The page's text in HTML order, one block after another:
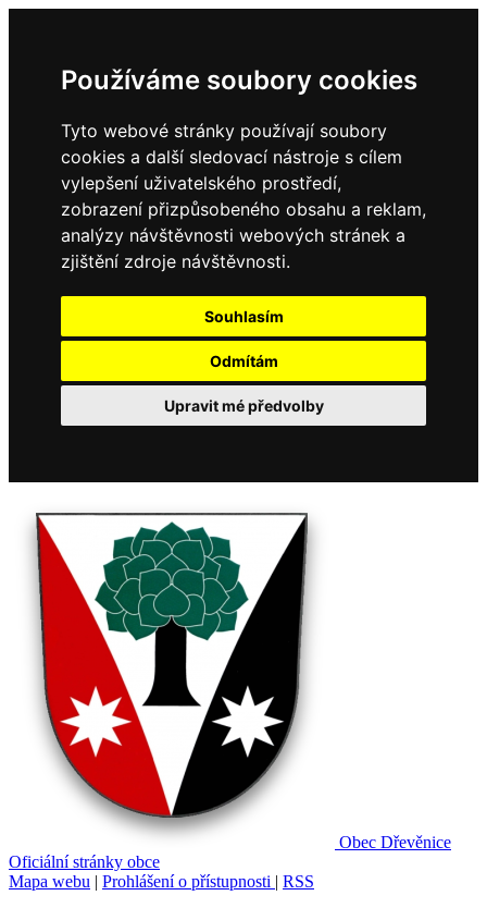
Používáme soubory cookies
Tyto webové stránky používají soubory
cookies a další sledovací nástroje s cílem
vylepšení uživatelského prostředí,
zobrazení přizpůsobeného obsahu a reklam,
analýzy návštěvnosti webových stránek a
zjištění zdroje návštěvnosti.
Souhlasím
Odmítám
Upravit mé předvolby
Obec Dřevěnice
Oficiální stránky obce
Mapa webu | Prohlášení o přístupnosti | RSS